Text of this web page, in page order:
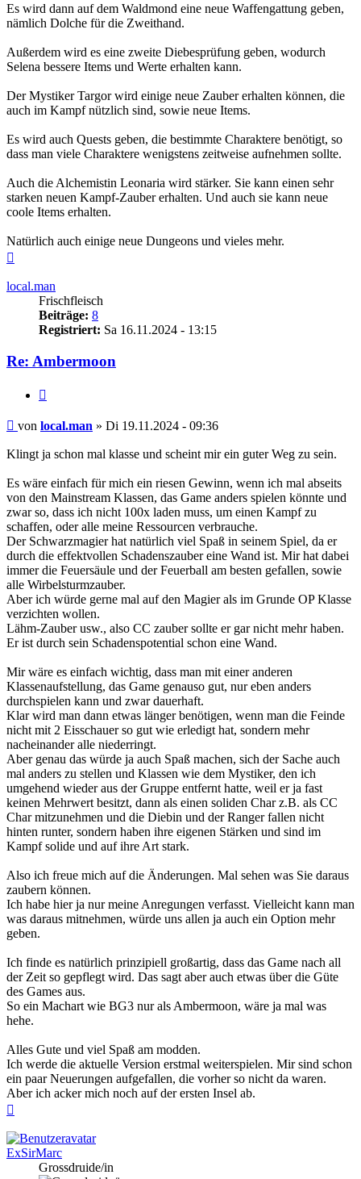
Es wird dann auf dem Waldmond eine neue Waffengattung geben,
nämlich Dolche für die Zweithand.
Außerdem wird es eine zweite Diebesprüfung geben, wodurch
Selena bessere Items und Werte erhalten kann.
Der Mystiker Targor wird einige neue Zauber erhalten können, die
auch im Kampf nützlich sind, sowie neue Items.
Es wird auch Quests geben, die bestimmte Charaktere benötigt, so
dass man viele Charaktere wenigstens zeitweise aufnehmen sollte.
Auch die Alchemistin Leonaria wird stärker. Sie kann einen sehr
starken neuen Kampf-Zauber erhalten. Und auch sie kann neue
coole Items erhalten.
Natürlich auch einige neue Dungeons und vieles mehr.
local.man
Frischfleisch
Beiträge: 8
Registriert: Sa 16.11.2024 - 13:15
Re: Ambermoon
Beitrag
von local.man » Di 19.11.2024 - 09:36
Klingt ja schon mal klasse und scheint mir ein guter Weg zu sein.
Es wäre einfach für mich ein riesen Gewinn, wenn ich mal abseits
von den Mainstream Klassen, das Game anders spielen könnte und
zwar so, dass ich nicht 100x laden muss, um einen Kampf zu
schaffen, oder alle meine Ressourcen verbrauche.
Der Schwarzmagier hat natürlich viel Spaß in seinem Spiel, da er
durch die effektvollen Schadenszauber eine Wand ist. Mir hat dabei
immer die Feuersäule und der Feuerball am besten gefallen, sowie
alle Wirbelsturmzauber.
Aber ich würde gerne mal auf den Magier als im Grunde OP Klasse
verzichten wollen.
Lähm-Zauber usw., also CC zauber sollte er gar nicht mehr haben.
Er ist durch sein Schadenspotential schon eine Wand.
Mir wäre es einfach wichtig, dass man mit einer anderen
Klassenaufstellung, das Game genauso gut, nur eben anders
durchspielen kann und zwar dauerhaft.
Klar wird man dann etwas länger benötigen, wenn man die Feinde
nicht mit 2 Eisschauer so gut wie erledigt hat, sondern mehr
nacheinander alle niederringt.
Aber genau das würde ja auch Spaß machen, sich der Sache auch
mal anders zu stellen und Klassen wie dem Mystiker, den ich
umgehend wieder aus der Gruppe entfernt hatte, weil er ja fast
keinen Mehrwert besitzt, dann als einen soliden Char z.B. als CC
Char mitzunehmen und die Diebin und der Ranger fallen nicht
hinten runter, sondern haben ihre eigenen Stärken und sind im
Kampf solide und auf ihre Art stark.
Also ich freue mich auf die Änderungen. Mal sehen was Sie daraus
zaubern können.
Ich habe hier ja nur meine Anregungen verfasst. Vielleicht kann man
was daraus mitnehmen, würde uns allen ja auch ein Option mehr
geben.
Ich finde es natürlich prinzipiell großartig, dass das Game nach all
der Zeit so gepflegt wird. Das sagt aber auch etwas über die Güte
des Games aus.
So ein Machart wie BG3 nur als Ambermoon, wäre ja mal was
hehe.
Alles Gute und viel Spaß am modden.
Ich werde die aktuelle Version erstmal weiterspielen. Mir sind schon
ein paar Neuerungen aufgefallen, die vorher so nicht da waren.
Aber ich acker mich noch auf der ersten Insel ab.
ExSirMarc
Grossdruide/in